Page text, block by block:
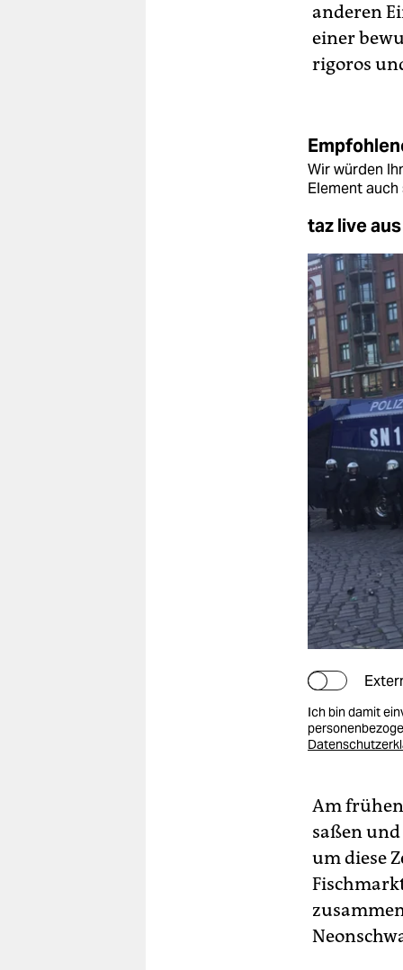
anderen
einer
rigoros
Wir würden
Element auch
taz live
Ich bin damit
Am
saßen
um diese